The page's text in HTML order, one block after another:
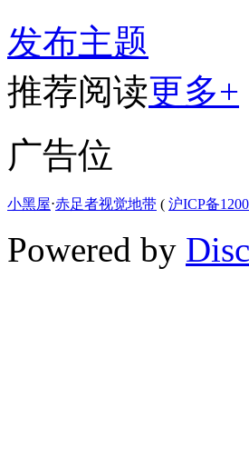
发布主题
推荐阅读更多+
广告位
小黑屋⋅赤足者视觉地带 ( 沪ICP备
Powered by